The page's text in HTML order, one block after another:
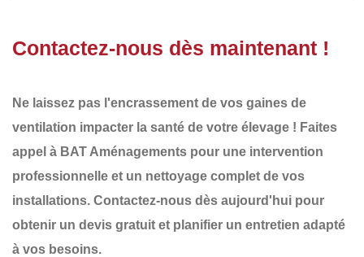
Contactez-nous dès maintenant !
Ne laissez pas l'encrassement de vos gaines de
ventilation impacter la santé de votre élevage ! Faites
appel à BAT Aménagements pour une intervention
professionnelle et un nettoyage complet de vos
installations. Contactez-nous dès aujourd'hui pour
obtenir un devis gratuit et planifier un entretien adapté
à vos besoins.